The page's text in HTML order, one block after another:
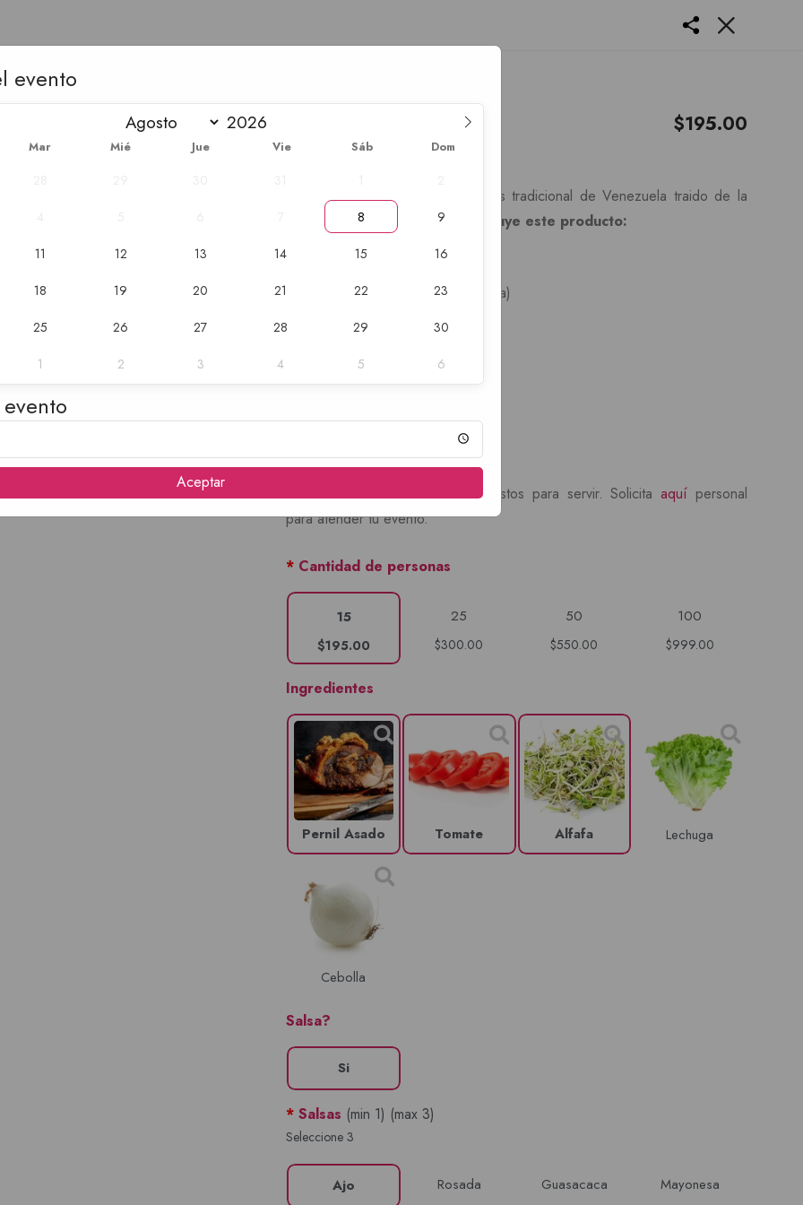
$195.00
Disfruta el sandwich de pernil mas tradicional de Venezuela traido de la
mano de La Encrucijada.Que incluye este producto:
Pernil asado (1/2 lb por persona)
Lechuga en hojas
Salsa rosada
Servilletas
Notas:Productos en bandejas listos para servir. Solicita aquí personal
para atender tu evento.
* Cantidad de personas
15
$195.00
25
$300.00
50
$550.00
100
$999.00
Ingredientes
Pernil Asado Tomate Alfafa Lechuga
Cebolla
Salsa?
Si
* Salsas (min 1) (max 3)
Seleccione 3
Ajo Rosada Guasacaca Mayonesa
evento
Mar Mié Jue Vie Sáb Dom
8 9
11 12 13 14 15 16
18 19 20 21 22 23
25 26 27 28 29 30
1 2 3 4 5 6
Aceptar